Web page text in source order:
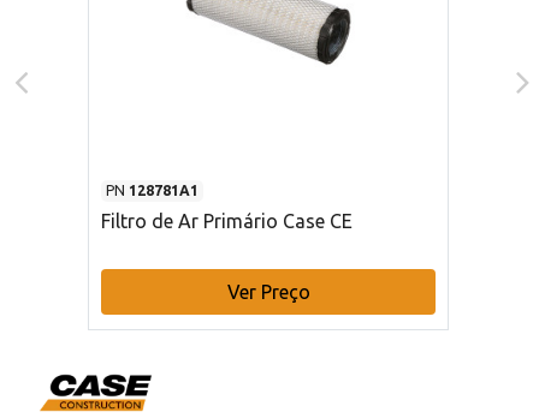
PN 128781A1
Filtro de Ar Primário Case CE
Ver Preço